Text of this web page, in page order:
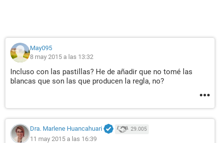
May095
8 may 2015 a las 13:32
Incluso con las pastillas? He de añadir que no tomé las
blancas que son las que producen la regla, no?
Dra. Marlene Huancahuari 29.005
11 may 2015 a las 16:39